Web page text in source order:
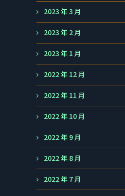
2023 年 3 月
2023 年 2 月
2023 年 1 月
2022 年 12 月
2022 年 11 月
2022 年 10 月
2022 年 9 月
2022 年 8 月
2022 年 7 月